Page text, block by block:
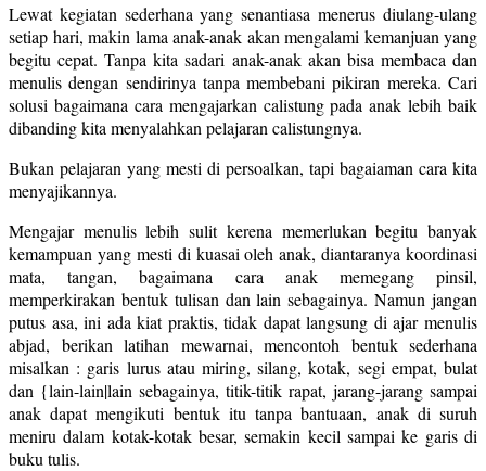
Lewat kegiatan sederhana yang senantiasa menerus diulang-ulang
setiap hari, makin lama anak-anak akan mengalami kemanjuan yang
begitu cepat. Tanpa kita sadari anak-anak akan bisa membaca dan
menulis dengan sendirinya tanpa membebani pikiran mereka. Cari
solusi bagaimana cara mengajarkan calistung pada anak lebih baik
dibanding kita menyalahkan pelajaran calistungnya.
Bukan pelajaran yang mesti di persoalkan, tapi bagaiaman cara kita
menyajikannya.
Mengajar menulis lebih sulit kerena memerlukan begitu banyak
kemampuan yang mesti di kuasai oleh anak, diantaranya koordinasi
mata, tangan, bagaimana cara anak memegang pinsil,
memperkirakan bentuk tulisan dan lain sebagainya. Namun jangan
putus asa, ini ada kiat praktis, tidak dapat langsung di ajar menulis
abjad, berikan latihan mewarnai, mencontoh bentuk sederhana
misalkan : garis lurus atau miring, silang, kotak, segi empat, bulat
dan {lain-lain|lain sebagainya, titik-titik rapat, jarang-jarang sampai
anak dapat mengikuti bentuk itu tanpa bantuaan, anak di suruh
meniru dalam kotak-kotak besar, semakin kecil sampai ke garis di
buku tulis.